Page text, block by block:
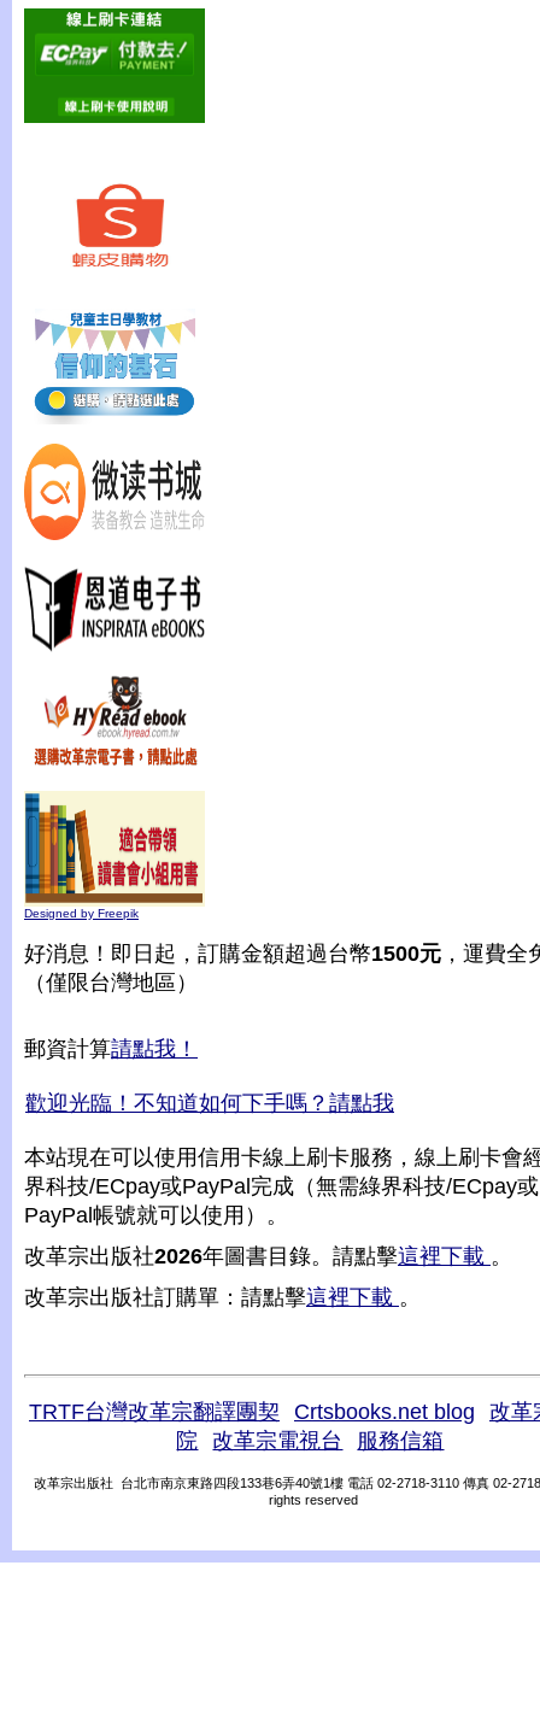
Designed by Freepik
好消息！即日起，訂購金額超過台幣1500元 ，運費全
（僅限台灣地區）
郵資計算請點我！
歡迎光臨！不知道如何下手嗎？請點我
本站現在可以使用信用卡線上刷卡服務，線上刷卡會
界科技/ECpay或PayPal完成（無需綠界科技/ECpay或
PayPal帳號就可以使用）。
改革宗出版社2026年圖書目錄。請點擊這裡下載 。
改革宗出版社訂購單：請點擊這裡下載 。
TRTF台灣改革宗翻譯團契 Crtsbooks.net blog
改革
院
改革宗電視台 服務信箱
改革宗出版社 台北市南京東路四段133巷6弄40號1樓 電話 02-2718-3110 傳真 02-
rights reserved